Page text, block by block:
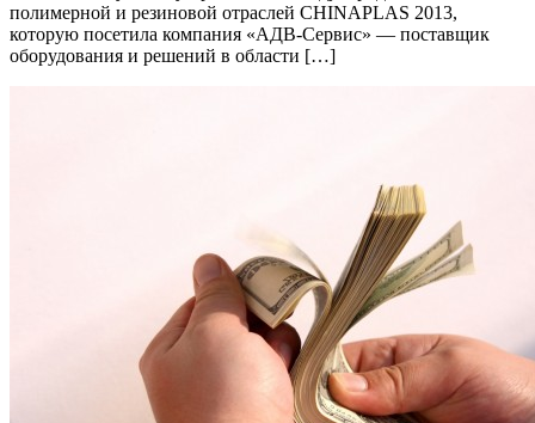
полимерной и резиновой отраслей CHINAPLAS 2013,
которую посетила компания «АДВ-Сервис» — поставщик
оборудования и решений в области […]